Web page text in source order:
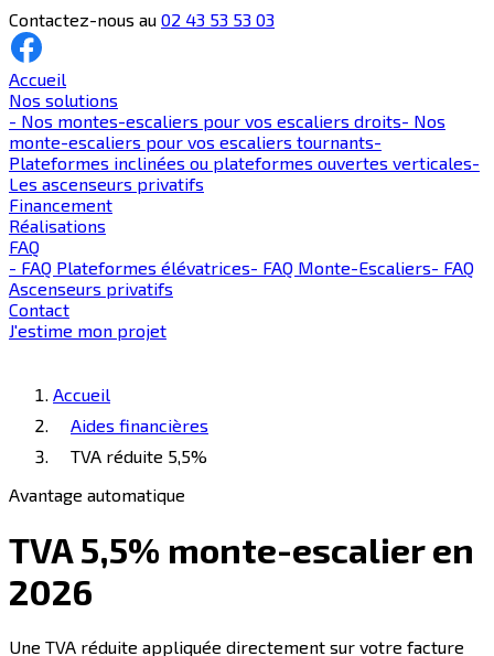
Contactez-nous au 02 43 53 53 03
Accueil
Nos solutions
- Nos montes-escaliers pour vos escaliers droits- Nos
monte-escaliers pour vos escaliers tournants-
Plateformes inclinées ou plateformes ouvertes verticales-
Les ascenseurs privatifs
Financement
Réalisations
FAQ
- FAQ Plateformes élévatrices- FAQ Monte-Escaliers- FAQ
Ascenseurs privatifs
Contact
J'estime mon projet
Accueil
Aides financières
TVA réduite 5,5%
Avantage automatique
TVA 5,5% monte-escalier en
2026
Une TVA réduite appliquée directement sur votre facture